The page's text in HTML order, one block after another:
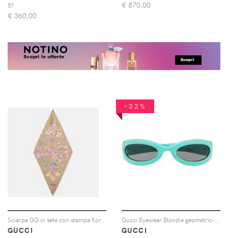
57
€ 360,00
€ 870,00
GUCCI
-32%
GUCCI